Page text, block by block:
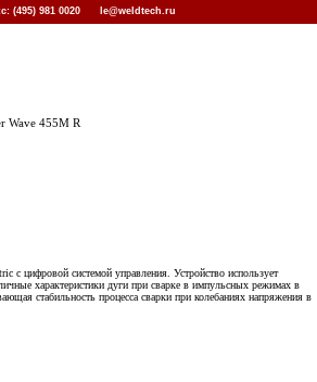
(495) 981 0020 le@weldtech.ru
Wave 455M R
с цифровой системой управления. Устройство использует
характеристики дуги при сварке в импульсных режимах в
стабильность процесса сварки при колебаниях напряжения в